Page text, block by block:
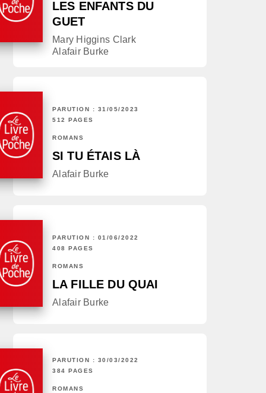
LES ENFANTS DU
GUET
Mary Higgins Clark
Alafair Burke
PARUTION : 31/05/2023
512 PAGES
ROMANS
SI TU ÉTAIS LÀ
Alafair Burke
PARUTION : 01/06/2022
408 PAGES
ROMANS
LA FILLE DU QUAI
Alafair Burke
PARUTION : 30/03/2022
384 PAGES
ROMANS